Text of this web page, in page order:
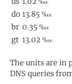
The units are in
DNS queries